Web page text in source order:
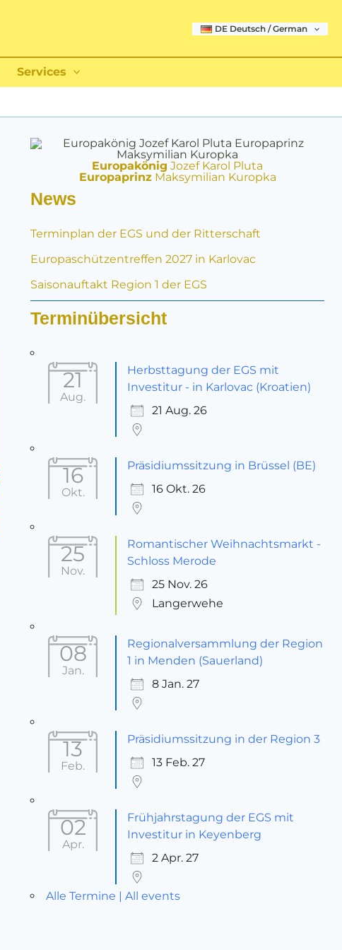
DE Deutsch / German
Services
Europakönig Jozef Karol Pluta
EuropaprinzMaksymilian Kuropka
News
Terminplan der EGS und der Ritterschaft
Europaschützentreffen 2027 in Karlovac
Saisonauftakt Region 1 der EGS
Terminübersicht
21
Aug.
Herbsttagung der EGS mit
Investitur - in Karlovac (Kroatien)
21 Aug. 26
16
Okt.
Präsidiumssitzung in Brüssel (BE)
16 Okt. 26
25
Nov.
Romantischer Weihnachtsmarkt -
Schloss Merode
25 Nov. 26
Langerwehe
08
Jan.
Regionalversammlung der Region
1 in Menden (Sauerland)
8 Jan. 27
13
Feb.
Präsidiumssitzung in der Region 3
13 Feb. 27
02
Apr.
Frühjahrstagung der EGS mit
Investitur in Keyenberg
2 Apr. 27
Alle Termine | All events